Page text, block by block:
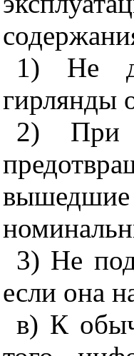
1) Не
гирлянды
2) При
3) Не
если она
в) К